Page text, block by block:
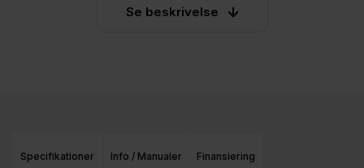
Se beskrivelse
Specifikationer Info / Manualer Finansiering